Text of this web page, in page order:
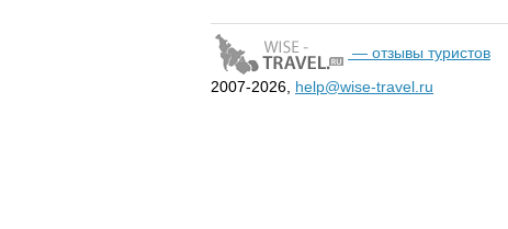
— отзывы туристов
2007-2026, help@wise-travel.ru